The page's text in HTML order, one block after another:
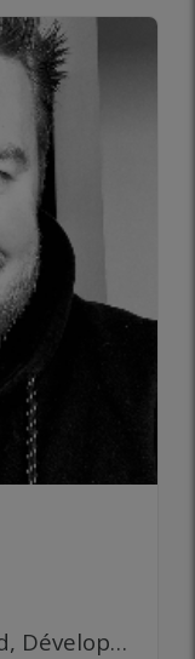
Développeur Web Back-end, Développeur Web Front-end, Ingénieur logiciel, IOT, Machine Learning